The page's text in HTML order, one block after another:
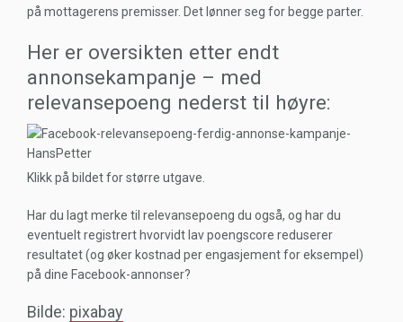
på mottagerens premisser. Det lønner seg for begge parter.
Her er oversikten etter endt
annonsekampanje – med
relevansepoeng nederst til høyre:
Klikk på bildet for større utgave.
Har du lagt merke til relevansepoeng du også, og har du
eventuelt registrert hvorvidt lav poengscore reduserer
resultatet (og øker kostnad per engasjement for eksempel)
på dine Facebook-annonser?
Bilde: pixabay